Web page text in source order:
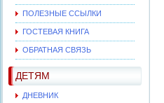
ПОЛЕЗНЫЕ ССЫЛКИ
ГОСТЕВАЯ КНИГА
ОБРАТНАЯ СВЯЗЬ
ДЕТЯМ
ДНЕВНИК